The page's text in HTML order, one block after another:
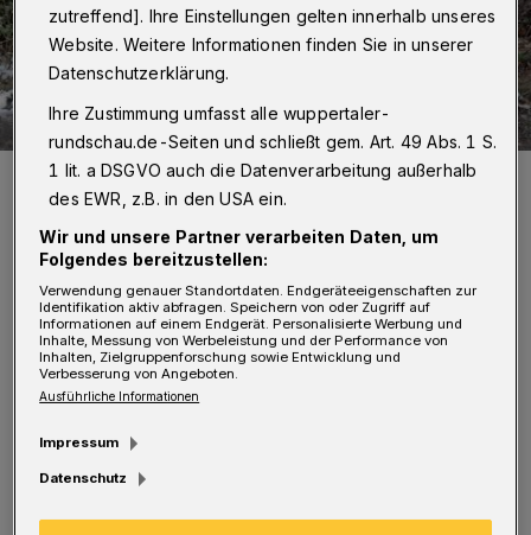
Mark Mitterbacher wog 170 Kilo — jetzt startet er mit 50 Kilo
weniger seinen „Lauf für die Liebe“.
"Ich wollte damals unbedingt was an meinem
Leben ändern", erinnert sich der 31-Jährige an
seinen mutigen Entschluss, vor laufenden TV-
Kameras gegen die Pfunde zu kämpfen. 169,7
Kilogramm brachte er vor dem Show-Start auf
zutreffend]. Ihre Einstellungen gelten innerhalb unseres
Website. Weitere Informationen finden Sie in unserer
Datenschutzerklärung.
Ihre Zustimmung umfasst alle wuppertaler-
rundschau.de-Seiten und schließt gem. Art. 49 Abs. 1 S.
1 lit. a DSGVO auch die Datenverarbeitung außerhalb
des EWR, z.B. in den USA ein.
Wir und unsere Partner verarbeiten Daten, um
Folgendes bereitzustellen:
Verwendung genauer Standortdaten. Endgeräteeigenschaften zur
Identifikation aktiv abfragen. Speichern von oder Zugriff auf
Informationen auf einem Endgerät. Personalisierte Werbung und
Inhalte, Messung von Werbeleistung und der Performance von
Inhalten, Zielgruppenforschung sowie Entwicklung und
Verbesserung von Angeboten.
Ausführliche Informationen
Impressum
Datenschutz